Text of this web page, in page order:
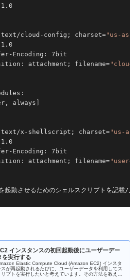
text/cloud-config; charset="us-
Encoding: 7bit
attachment; filename=
always]
text/x-shellscript; charset="us-
Encoding: 7bit
attachment; filename=
起動させるためのシェルスクリプトを記載//
インスタンスの初回起動後にユーザーデー
を実行する
Elastic Compute Cloud (Amazon EC2) インスタ
スが再起動されるたびに、ユーザーデータを利用してス
リプトを実行したいと考えています。その方法を教えて